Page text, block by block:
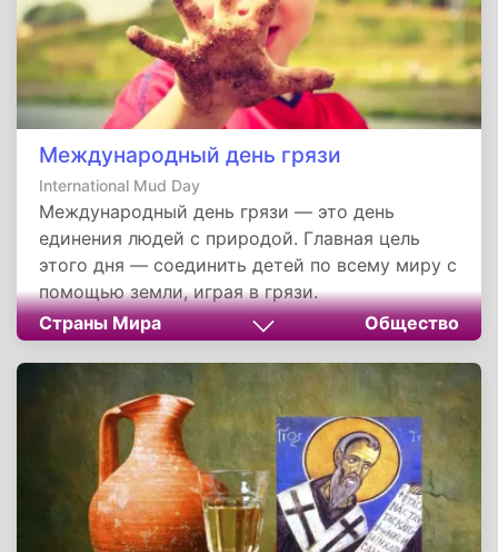
Международный день грязи
International Mud Day
Международный день грязи — это день
единения людей с природой. Главная цель
этого дня — соединить детей по всему миру с
помощью земли, играя в грязи.
Многочисленные исследования показали, что
контакт с определенным количеством
бактерий в грязи полезен для нас, так как это
помогает укрепить иммунитет, в отличие от
жизни в практически стерильных условиях.
Страны Мира Общество